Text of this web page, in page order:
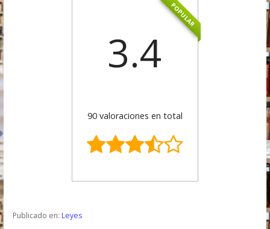
POPULAR
3.4
90 valoraciones en total
Publicado en: Leyes